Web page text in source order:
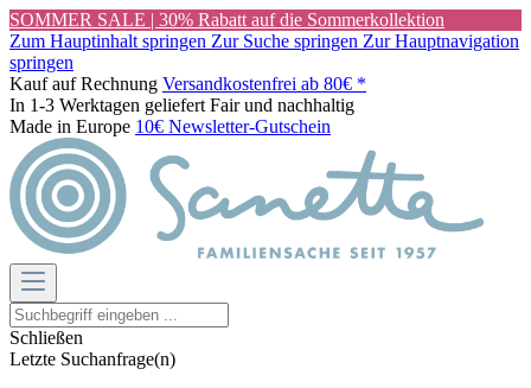
SOMMER SALE | 30% Rabatt auf die Sommerkollektion
Zum Hauptinhalt springen Zur Suche springen Zur Hauptnavigation
springen
Kauf auf Rechnung Versandkostenfrei ab 80€ *
In 1-3 Werktagen geliefert Fair und nachhaltig
Made in Europe 10€ Newsletter-Gutschein
Schließen
Letzte Suchanfrage(n)